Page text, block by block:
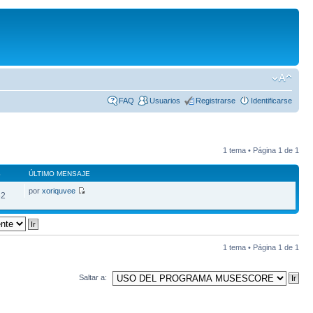
FAQ Usuarios Registrarse Identificarse
1 tema • Página 1 de 1
ÚLTIMO MENSAJE
porxoriquvee
1 tema • Página 1 de 1
Saltar a: